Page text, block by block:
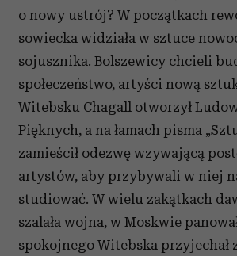
o nowy ustrój? W początkach
sowiecka widziała w sztuce
sojusznika. Bolszewicy chcieli
społeczeństwo, artyści nową
Witebsku Chagall otworzył
Pięknych, a na łamach pisma
zamieścił odezwę wzywającą
artystów, aby przybywali w niej
studiować. W wielu zakątkach
szalała wojna, w Moskwie
spokojnego Witebska przyjechał